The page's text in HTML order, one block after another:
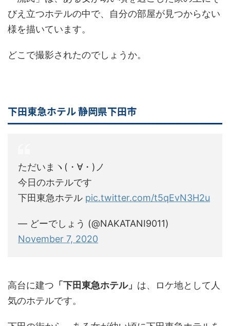
びえ立つホテルの中で、自分の部屋が見つからない
様を描いています。
どこで撮影されたのでしょうか。
下田東急ホテル 静岡県下田市
ただいまヽ(・∀・)ノ
今日のホテルです
下田東急ホテル pic.twitter.com/t5qEvN3H2u
— どーでしょう (@NAKATANI9011)
November 7, 2020
高台に建つ 「下田東急ホテル」 は、ロケ地として人
気のホテルです。